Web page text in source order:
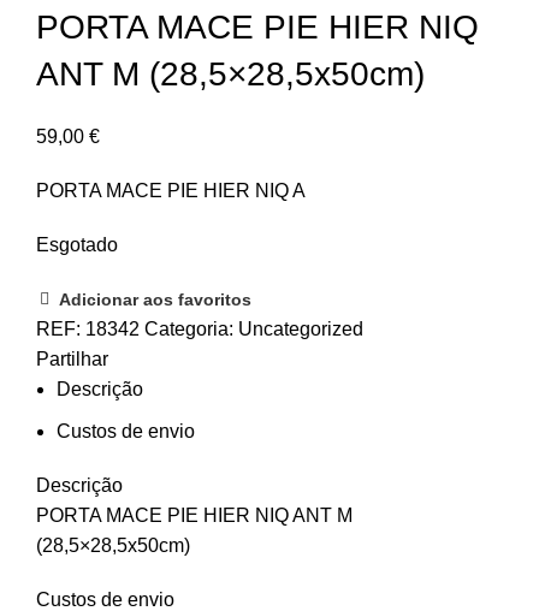
PORTA MACE PIE HIER NIQ
ANT M (28,5×28,5x50cm)
59,00 €
PORTA MACE PIE HIER NIQ A
Esgotado
Adicionar aos favoritos
REF: 18342 Categoria: Uncategorized
Partilhar
Descrição
Custos de envio
Descrição
PORTA MACE PIE HIER NIQ ANT M
(28,5×28,5x50cm)
Custos de envio